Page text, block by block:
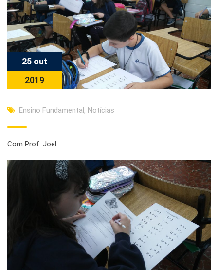
25 out
2019
Ensino Fundamental, Notícias
Com Prof. Joel